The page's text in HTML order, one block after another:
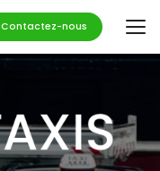
Contactez-nous